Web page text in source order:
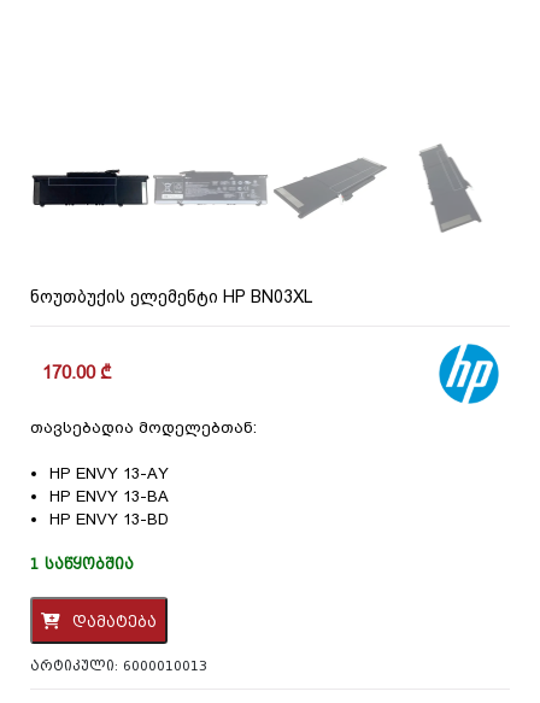
ნოუთბუქის ელემენტი HP BN03XL
170.00₾
თავსებადია მოდელებთან:
HP ENVY 13-AY
HP ENVY 13-BA
HP ENVY 13-BD
1 ᲡᲐᲬᲧᲝᲑᲨᲘᲐ
რაოდენობა:
ნოუთბუქის
ელემენტი
HP
დამატება
ᲐᲠᲢᲘᲙᲣᲚᲘ: 6000010013